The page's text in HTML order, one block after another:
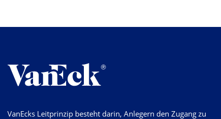
VanEcks Leitprinzip besteht darin, Anlegern den Zugang zu